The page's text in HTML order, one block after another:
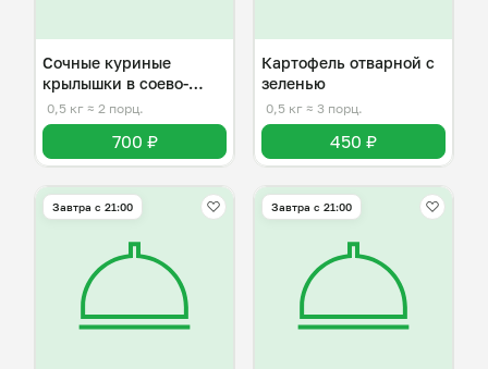
Сочные куриные
крылышки в соево-
медовом соусе
0,5 кг ≈ 2 порц.
700 ₽
Картофель отварной с
зеленью
0,5 кг ≈ 3 порц.
450 ₽
Завтра c 21:00 Завтра c 21:00